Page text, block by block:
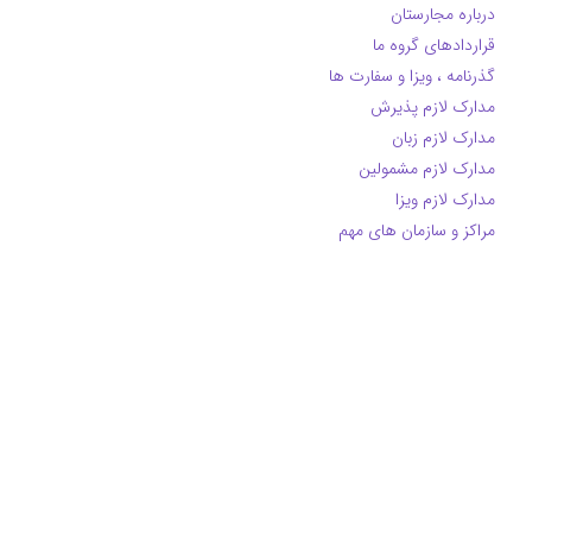
درباره مجارستان
قراردادهای گروه ما
گذرنامه ، ویزا و سفارت ها
مدارک لازم پذیرش
مدارک لازم زبان
مدارک لازم مشمولین
مدارک لازم ویزا
مراکز و سازمان های مهم